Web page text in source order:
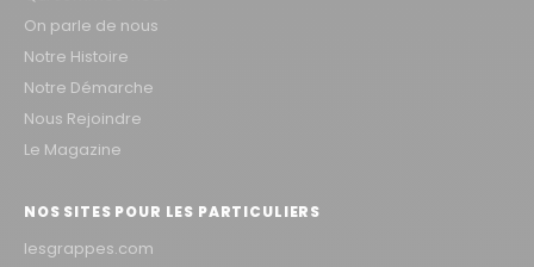
On parle de nous
Notre Histoire
Notre Démarche
Nous Rejoindre
Le Magazine
NOS SITES POUR LES PARTICULIERS
lesgrappes.com